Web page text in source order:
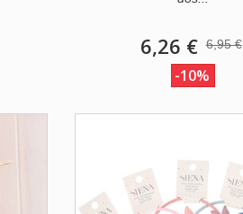
6,26 € 6,95 €
-10%